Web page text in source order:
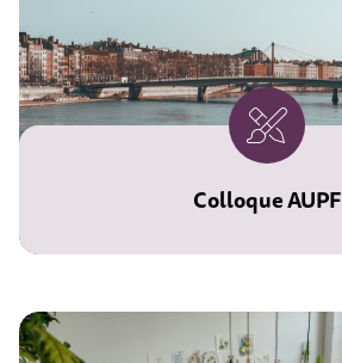
Colloque AUPF
l'Université Populaire
l'AUPF.
Cet espace est réservé